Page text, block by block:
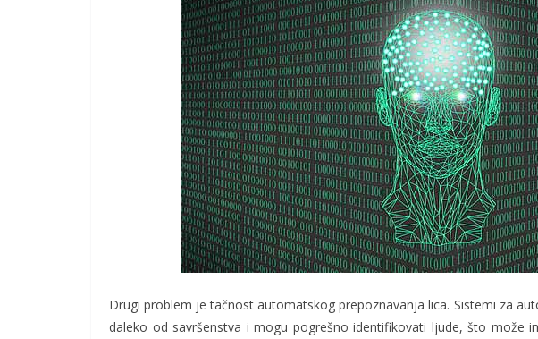
Drugi problem je tačnost automatskog prepoznavanja lica. Sistemi za
daleko od savršenstva i mogu pogrešno identifikovati ljude, što može